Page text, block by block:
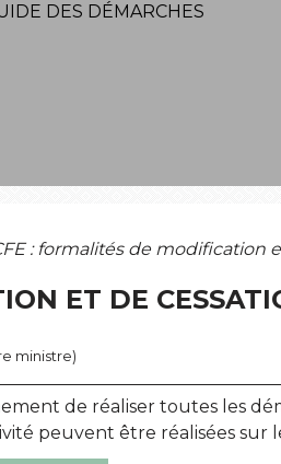
DES DÉMARCHES
: formalités de modification
ET DE
ministre)
de réaliser toutes les
peuvent être réalisées sur